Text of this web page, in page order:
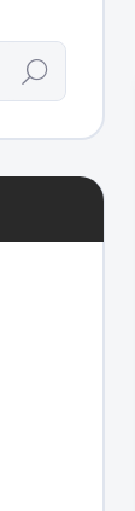
Hľadať